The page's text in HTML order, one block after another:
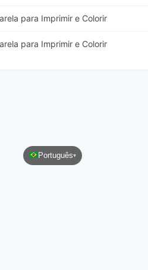
para Imprimir e Colorir
para Imprimir e Colorir
Português▾